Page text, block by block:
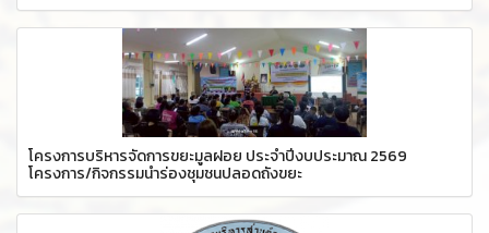
โครงการบริหารจัดการขยะมูลฝอย ประจำปีงบประมาณ 2569
โครงการ/กิจกรรมนำร่องชุมชนปลอดถังขยะ